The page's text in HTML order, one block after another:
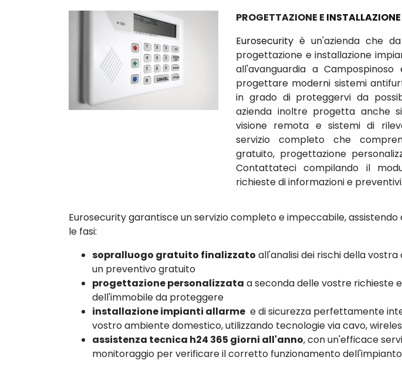
PROGETTAZIONE E
Eurosecurity è un'azienda che
progettazione e installazione
all'avanguardia a
progettare moderni sistemi
in grado di proteggervi da
azienda inoltre progetta anche
visione remota e sistemi di
servizio completo che
gratuito, progettazione
Contattateci compilando il
richieste di informazioni e preventivi.
Eurosecurity garantisce un servizio completo e impeccabile,
le fasi:
sopralluogo gratuito finalizzato all'analisi dei rischi della
un preventivo gratuito
progettazione personalizzata a seconda delle vostre richieste
dell'immobile da proteggere
installazione impianti allarme e di sicurezza perfettamente
vostro ambiente domestico, utilizzando tecnologie via cavo,
assistenza tecnica h24 365 giorni all'anno, con un'efficace
monitoraggio per verificare il corretto funzionamento